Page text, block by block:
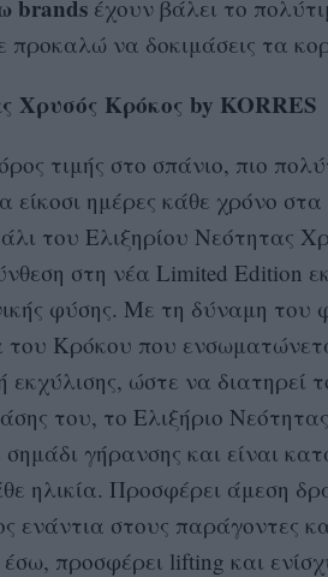
brandsέχουν βάλει το
προκαλώ να δοκιμάσεις τα
Χρυσός Κρόκος by KORRES
τιμής στο σπάνιο, πιο
είκοσι ημέρες κάθε χρόνο
του Ελιξηρίου Νεότητας
στη νέα Limited Edition
φύσης. Με τη δύναμη του
του Κρόκου που
ώστε να διατηρεί
του, το Ελιξήριο
σημάδι γήρανσης και είναι
ηλικία. Προσφέρει άμεση
ενάντια στους παράγοντες
προσφέρει lifting και